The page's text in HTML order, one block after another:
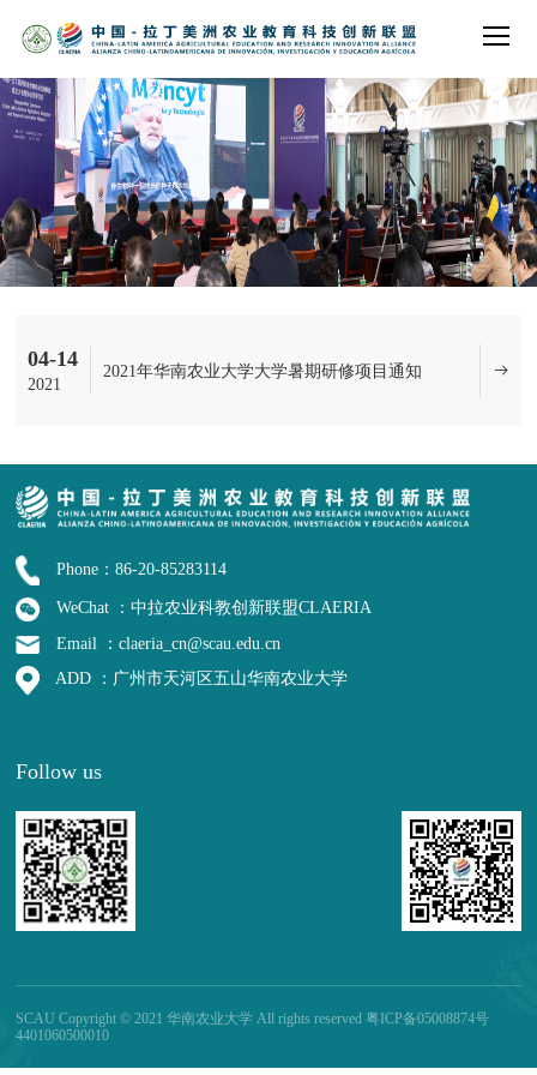
04-14
2021
2021年华南农业大学大学暑期研修项目通知
Phone：86-20-85283114
WeChat ：中拉农业科教创新联盟CLAERIA
Email ：claeria_cn@scau.edu.cn
ADD ：广州市天河区五山华南农业大学
Follow us
SCAU Copyright © 2021 华南农业大学 All rights reserved 粤ICP备05008874号
4401060500010